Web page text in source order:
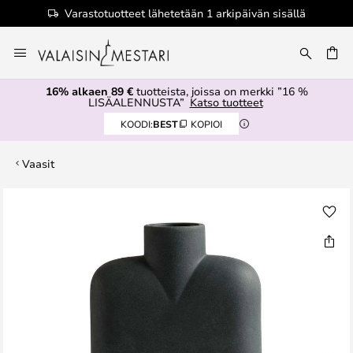
Varastotuotteet lähetetään 1 arkipäivän sisällä
to
Content
16% alkaen 89 €tuotteista, joissa on merkki ”16 %
LISÄALENNUSTA” Katso tuotteet
KOODI:BEST KOPIOI
Vaasit